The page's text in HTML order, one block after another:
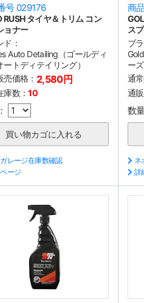
号 029176
RUSH タイヤ＆トリム コン
ョナー
ド：
Auto Detailing（ゴールディ
ートディテイリング）
売価格： 2,580円
庫数：10
レージ在庫数確認
ージ
商
ス
ブ
ー
通
通
数
ネ
詳